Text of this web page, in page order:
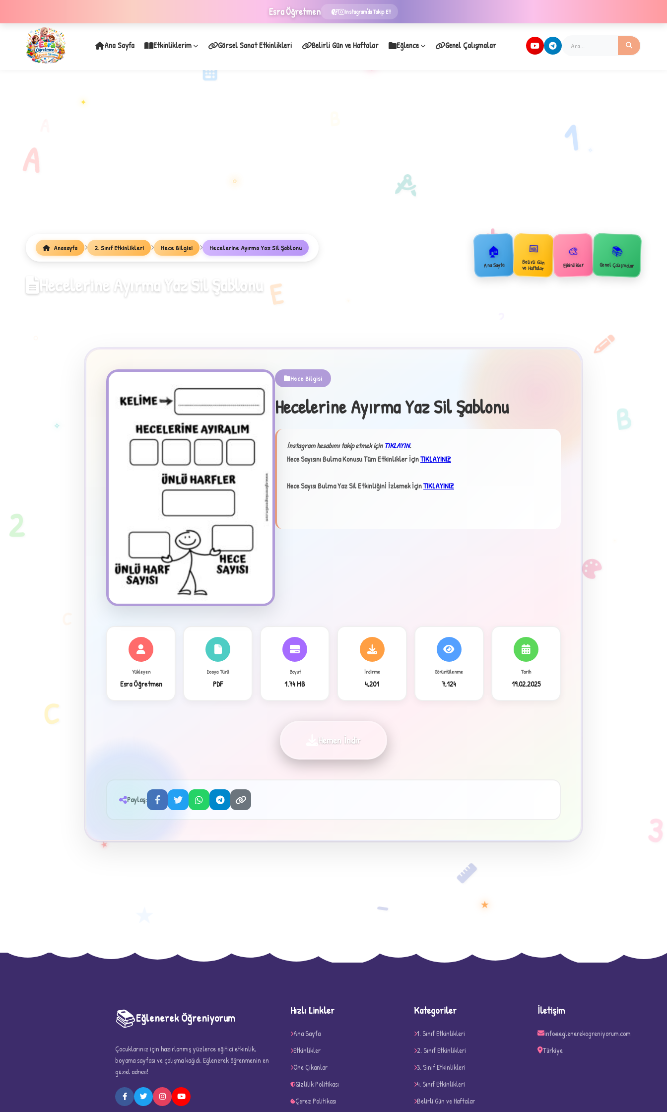
EsraÖğretmen Instagram'da Takip Et
1
✦
★
✧
★
✧
✦
★
Ana Sayfa Etkinliklerim Görsel Sanat Etkinlikleri Belirli Gün ve Haftalar Eğlence Genel Çalışmalar
Anasayfa 2. Sınıf Etkinlikleri Hece Bilgisi Hecelerine Ayırma Yaz Sil Şablonu
Hecelerine Ayırma Yaz Sil Şablonu
🏠
Ana Sayfa
📅
Belirli Gün
ve Haftalar
🎨
Etkinlikler
📚
Genel Çalışmalar
Hece Bilgisi
Hecelerine Ayırma Yaz Sil Şablonu
İnstagram hesabımı takip etmek içinTIKLAYIN.
Hece Sayısını Bulma Konusu Tüm Etkinlikler İçinTIKLAYINIZ
Hece Sayısı Bulma Yaz Sil Etkinliğinİ İzlemek İçinTIKLAYINIZ
Yükleyen
Esra Öğretmen
Dosya Türü
PDF
Boyut
1.74 MB
İndirme
4,201
Görüntülenme
7,124
Tarih
19.02.2025
Hemen İndir
Paylaş:
A
B
C
D
E
1
2
3
5
+
−
📚Eğlenerek Öğreniyorum
Çocuklarınız için hazırlanmış yüzlerce eğitici etkinlik,
boyama sayfası ve çalışma kağıdı. Eğlenerek öğrenmenin en
güzel adresi!
Hızlı Linkler
Ana Sayfa
Etkinlikler
Öne Çıkanlar
Gizlilik Politikası
Çerez Politikası
Kategoriler
1. Sınıf Etkinlikleri
2. Sınıf Etkinlikleri
3. Sınıf Etkinlikleri
4. Sınıf Etkinlikleri
Belirli Gün ve Haftalar
İletişim
info@eglenerekogreniyorum.com
Türkiye